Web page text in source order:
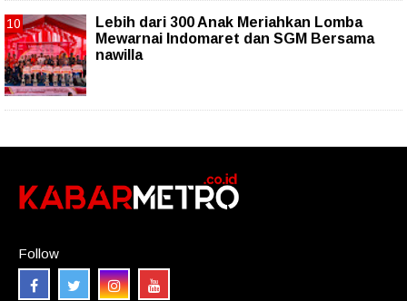
Lebih dari 300 Anak Meriahkan Lomba
Mewarnai Indomaret dan SGM Bersama
nawilla
Follow